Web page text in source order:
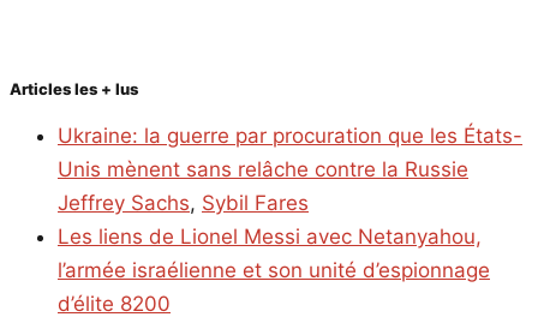
Articles les + lus
Ukraine: la guerre par procuration que les États-
Unis mènent sans relâche contre la Russie
Jeffrey Sachs, Sybil Fares
Les liens de Lionel Messi avec Netanyahou,
l’armée israélienne et son unité d’espionnage
d’élite 8200